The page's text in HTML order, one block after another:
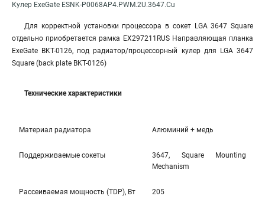
Кулер ExeGate ESNK-P0068AP4.PWM.2U.3647.Cu
Для корректной установки процессора в сокет LGA 3647 Square
отдельно приобретается рамка EX297211RUS Направляющая планка
ExeGate BKT-0126, под радиатор/процессорный кулер для LGA 3647
Square (back plate BKT-0126)
Технические характеристики
Материал радиатора Алюминий + медь
Поддерживаемые сокеты
3647, Square Mounting
Mechanism
Рассеиваемая мощность (TDP), Вт 205